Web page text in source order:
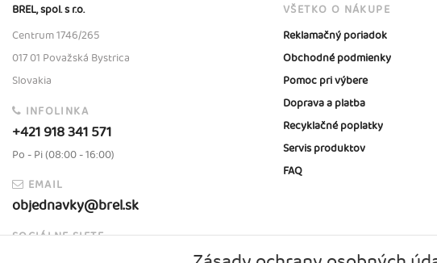
BREL, spol. s r.o.
Centrum 1746/265
017 01 Považská Bystrica
Slovakia
INFOLINKA
+421 918 341 571
Po - Pi (08:00 - 16:00)
EMAIL
objednavky@brel.sk
SOCIÁLNE SIETE
VŠETKO O NÁKUPE
Reklamačný poriadok
Obchodné podmienky
Pomoc pri výbere
Doprava a platba
Recyklačné poplatky
Servis produktov
FAQ